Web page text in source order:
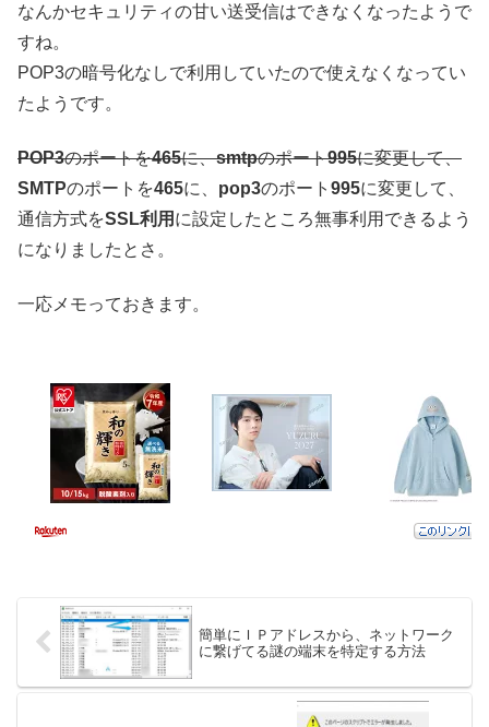
なんかセキュリティの甘い送受信はできなくなったようで
すね。
POP3の暗号化なしで利用していたので使えなくなってい
たようです。
POP3のポートを465に、smtpのポート995に変更して、
SMTPのポートを465に、 pop3のポート 995に変更して、
通信方式をSSL利用 に設定したところ無事利用できるよう
になりましたとさ。
一応メモっておきます。
簡単にＩＰアドレスから、ネットワーク
に繋げてる謎の端末を特定する方法